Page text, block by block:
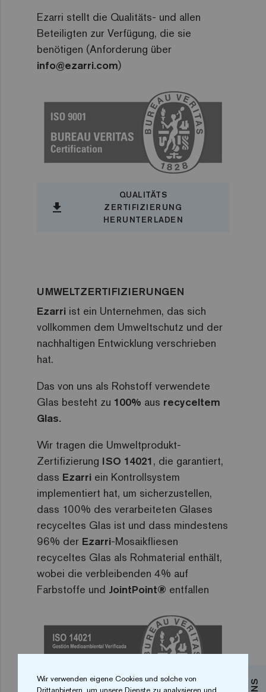
Ezarri stellt die Qualitäts- und allen
Beteiligten zur Verfügung, die sie
benötigen (Anforderung über
info@ezarri.com)
file_download
QUALITÄTS
ZERTIFIZIERUNG
HERUNTERLADEN
UMWELTZERTIFIZIERUNGEN
Ezarri ist ein Unternehmen, das sich
vollkommen dem Umweltschutz und der
nachhaltigen Entwicklung verschrieben
hat.
Das von uns als Rohstoff verwendete
Glas besteht zu 100% aus recyceltem
Glas.
Wir tragen die Umweltprodukt-
Zertifizierung ISO 14021, die garantiert,
dass Ezarri ein Kontrollsystem
implementiert hat, um sicherzustellen,
dass 100% des verarbeiteten Glases
recyceltes Glas ist und dass mindestens
96% der Ezarri-Mosaikfliesen
recyceltes Glas als Rohmaterial enthält,
wobei die verbleibenden 4% auf
Farbstoffe und JointPoint® entfallen
Wir verwenden eigene Cookies und solche von
Drittanbietern, um unsere Dienste zu analysieren und